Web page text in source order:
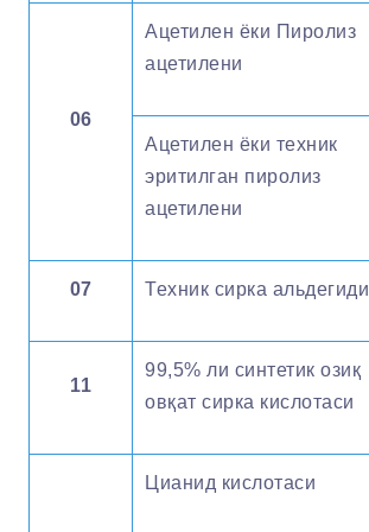
06
Ацетилен ёки Пиролиз
ацетилени
Ацетилен ёки техник
эритилган пиролиз
ацетилени
07 Техник сирка альдегиди
11
99,5% ли синтетик озиқ
овқат сирка кислотаси
Цианид кислотаси